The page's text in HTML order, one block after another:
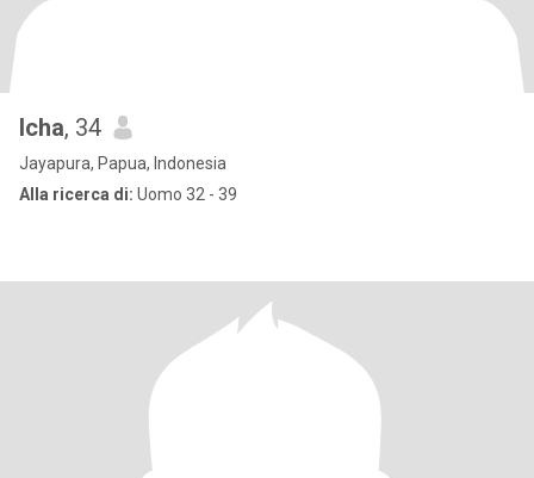
Icha, 34
Jayapura, Papua, Indonesia
Alla ricerca di: Uomo 32 - 39